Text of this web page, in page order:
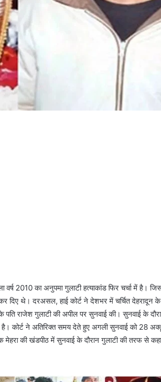
2010 का अनुपमा गुलाटी हत्याकांड फिर चर्चा में है।
दिए थे। दरअसल, हाई कोर्ट ने देशभर में चर्चित देहरादून
राजेश गुलाटी की अपील पर सुनवाई की। सुनवाई के
कोर्ट ने अतिरिक्त समय देते हुए अगली सुनवाई को 28
मेहरा की खंडपीठ में सुनवाई के दौरान गुलाटी की तरफ से